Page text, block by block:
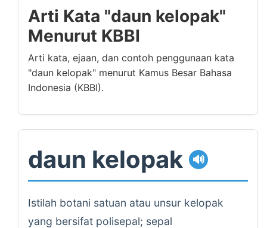
Arti Kata "daun kelopak"
Menurut KBBI
Arti kata, ejaan, dan contoh penggunaan kata
"daun kelopak" menurut Kamus Besar Bahasa
Indonesia (KBBI).
daun kelopak 🔊
Istilah botani satuan atau unsur kelopak
yang bersifat polisepal; sepal